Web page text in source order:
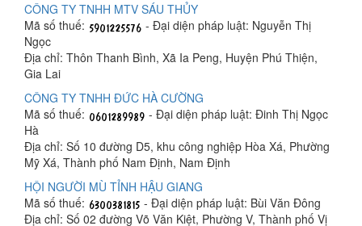
CÔNG TY TNHH MTV SÁU THỦY
Mã số thuế:
- Đại diện pháp luật: Nguyễn Thị
Ngọc
Địa chỉ: Thôn Thanh Bình, Xã Ia Peng, Huyện Phú Thiện,
Gia Lai
CÔNG TY TNHH ĐỨC HÀ CƯỜNG
Mã số thuế:
- Đại diện pháp luật: Đinh Thị Ngọc
Hà
Địa chỉ: Số 10 đường D5, khu công nghiệp Hòa Xá, Phường
Mỹ Xá, Thành phố Nam Định, Nam Định
HỘI NGƯỜI MÙ TỈNH HẬU GIANG
Mã số thuế:
- Đại diện pháp luật: Bùi Văn Đông
Địa chỉ: Số 02 đường Võ Văn Kiệt, Phường V, Thành phố Vị